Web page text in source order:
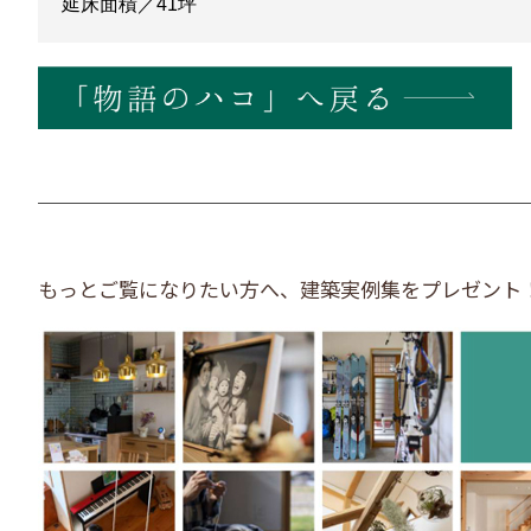
延床面積／41坪
もっとご覧になりたい方へ、建築実例集をプレゼント